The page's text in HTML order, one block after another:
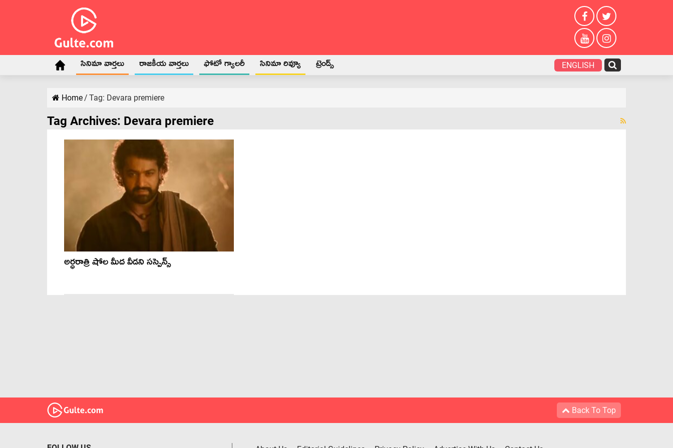
సినిమా వార్తలు రాజకీయ వార్తలు ఫోటో గ్యాలరీ సినిమా రివ్యూ ట్రెండ్స్ ENGLISH
Home/ Tag: Devara premiere
Tag Archives: Devara premiere
అర్ధరాత్రి షోల మీద వీడని సస్పెన్స్
Back To Top